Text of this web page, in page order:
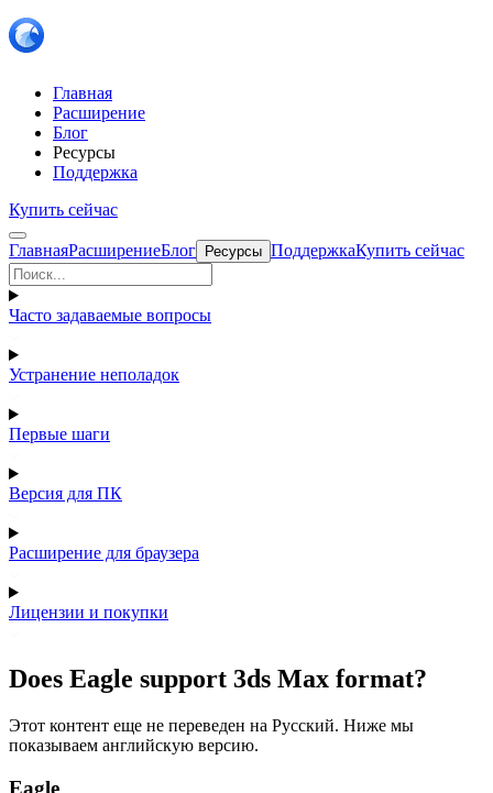
Главная
Расширение
Блог
Ресурсы
Поддержка
Купить сейчас
ГлавнаяРасширениеБлог Ресурсы ПоддержкаКупить сейчас
Часто задаваемые вопросы
Устранение неполадок
Первые шаги
Версия для ПК
Расширение для браузера
Лицензии и покупки
Does Eagle support 3ds Max format?
Этот контент еще не переведен на Русский. Ниже мы
показываем английскую версию.
Eagle